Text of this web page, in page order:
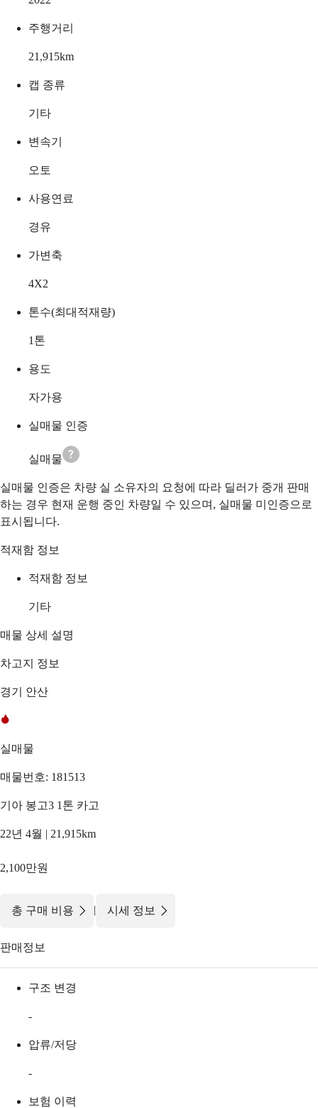
주행거리
21,915km
캡 종류
기타
변속기
오토
사용연료
경유
가변축
4X2
톤수(최대적재량)
1 톤
용도
자가용
실매물 인증
실매물
실매물 인증은 차량 실 소유자의 요청에 따라 딜러가 중개 판매
하는 경우 현재 운행 중인 차량일 수 있으며, 실매물 미인증으로
표시됩니다.
적재함 정보
적재함 정보
기타
매물 상세 설명
차고지 정보
경기 안산
실매물
매물번호: 181513
기아 봉고3 1톤 카고
22년 4월 | 21,915km
2,100만원
총 구매 비용 | 시세 정보
판매정보
구조 변경
-
압류/저당
-
보험 이력